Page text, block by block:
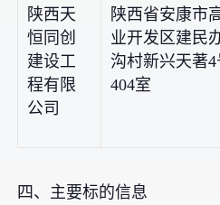
陕西天
恒同创
建设工
程有限
公司
陕西省安康市
业开发区建民
沟村新兴天著
404室
四、主要标的信息